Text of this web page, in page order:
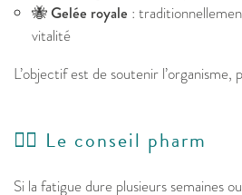
🐝Gelée royale :
vitalité
L’objectif est de soutenir l’organisme,
👩‍⚕️ Le conseil pharm
Si la fatigue dure plusieurs semaines